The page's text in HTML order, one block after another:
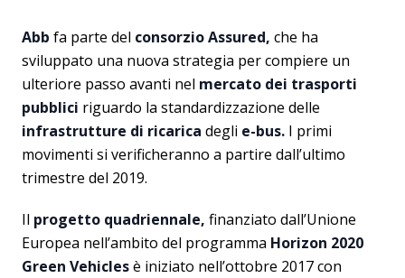
Abb fa parte del consorzio Assured, che ha
sviluppato una nuova strategia per compiere un
ulteriore passo avanti nel mercato dei trasporti
pubblici riguardo la standardizzazione delle
infrastrutture di ricarica degli e-bus. I primi
movimenti si verificheranno a partire dall’ultimo
trimestre del 2019.
Il progetto quadriennale, finanziato dall’Unione
Europea nell’ambito del programma Horizon 2020
Green Vehiclesè iniziato nell’ottobre 2017 con